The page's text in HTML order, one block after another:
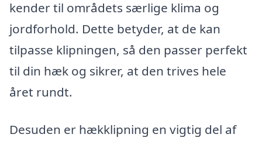
kender til områdets særlige klima og
jordforhold. Dette betyder, at de kan
tilpasse klipningen, så den passer perfekt
til din hæk og sikrer, at den trives hele
året rundt.
Desuden er hækklipning en vigtig del af